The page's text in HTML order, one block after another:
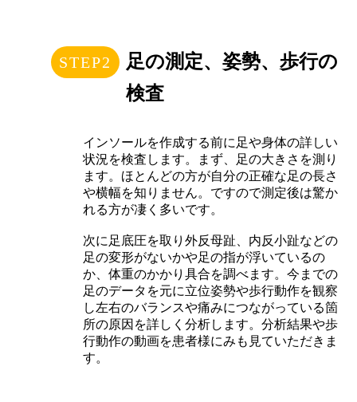
足の測定、姿勢、歩行の
検査
インソールを作成する前に足や身体の詳しい
状況を検査します。まず、足の大きさを測り
ます。ほとんどの方が自分の正確な足の長さ
や横幅を知りません。ですので測定後は驚か
れる方が凄く多いです。
次に足底圧を取り外反母趾、内反小趾などの
足の変形がないかや足の指が浮いているの
か、体重のかかり具合を調べます。今までの
足のデータを元に立位姿勢や歩行動作を観察
し左右のバランスや痛みにつながっている箇
所の原因を詳しく分析します。分析結果や歩
行動作の動画を患者様にみも見ていただきま
す。